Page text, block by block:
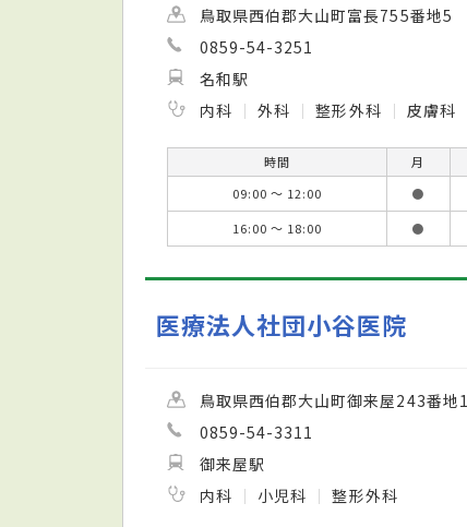
鳥取県西伯郡大山町富長755番地5
0859-54-3251
名和駅
内科
外科 整形外科 皮膚科
時間 月
09:00 ～ 12:00
●
16:00 ～ 18:00
●
医療法人社団小谷医院
鳥取県西伯郡大山町御来屋243番地1
0859-54-3311
御来屋駅
内科
小児科 整形外科